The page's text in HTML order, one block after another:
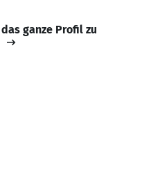
ganze Profil zu